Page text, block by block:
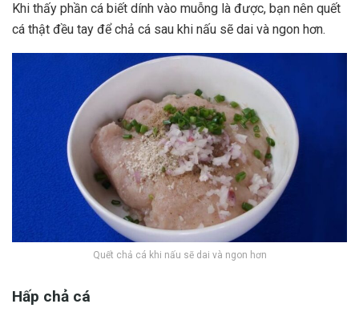
Khi thấy phần cá biết dính vào muỗng là được, bạn nên quết
cá thật đều tay để chả cá sau khi nấu sẽ dai và ngon hơn.
Quết chả cá khi nấu sẽ dai và ngon hơn
Hấp chả cá